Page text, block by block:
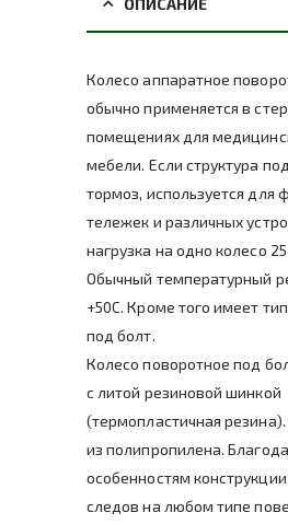
ОПИСАНИЕ
Колесо аппаратное
обычно применяется в
помещениях для
мебели. Если структура
тормоз, используется для
тележек и различных
нагрузка на одно колесо 25
Обычный температурный
+50C. Кроме того имеет
под болт.
Колесо поворотное под
с литой резиновой шинкой
(термопластичная
из полипропилена.
особенностям
следов на любом типе